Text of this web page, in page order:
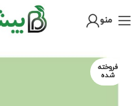
منو
فروخته
شده